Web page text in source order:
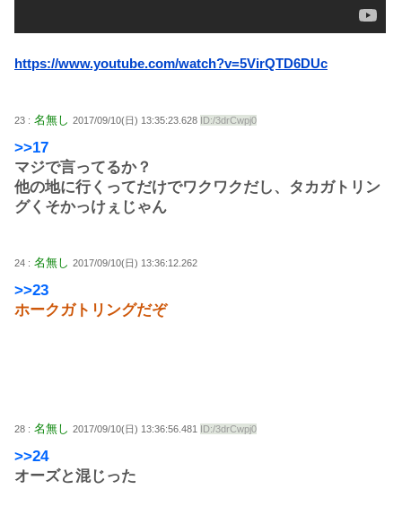
https://www.youtube.com/watch?v=5VirQTD6DUc
23 : 名無し 2017/09/10(日) 13:35:23.628 ID:/3drCwpj0
>>17
マジで言ってるか？
他の地に行くってだけでワクワクだし、タカガトリン
グくそかっけぇじゃん
24 : 名無し 2017/09/10(日) 13:36:12.262
>>23
ホークガトリングだぞ
28 : 名無し 2017/09/10(日) 13:36:56.481 ID:/3drCwpj0
>>24
オーズと混じった